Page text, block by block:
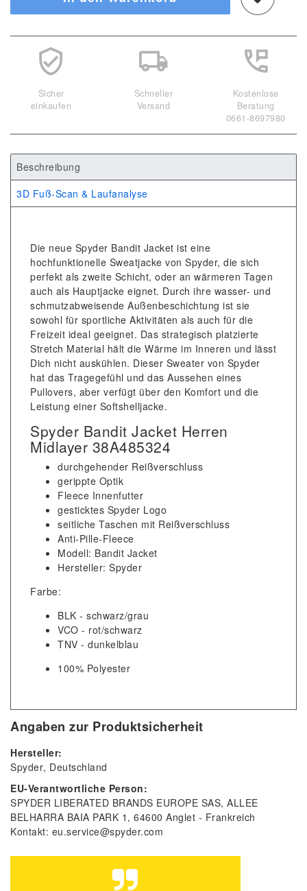
Sicher
einkaufen
Schneller
Versand
Kostenlose
Beratung
0661-8697980
Beschreibung
3D Fuß-Scan & Laufanalyse
Die neue Spyder Bandit Jacket ist eine
hochfunktionelle Sweatjacke von Spyder, die sich
perfekt als zweite Schicht, oder an wärmeren Tagen
auch als Hauptjacke eignet. Durch ihre wasser- und
schmutzabweisende Außenbeschichtung ist sie
sowohl für sportliche Aktivitäten als auch für die
Freizeit ideal geeignet. Das strategisch platzierte
Stretch Material hält die Wärme im Inneren und lässt
Dich nicht auskühlen. Dieser Sweater von Spyder
hat das Tragegefühl und das Aussehen eines
Pullovers, aber verfügt über den Komfort und die
Leistung einer Softshelljacke.
Spyder Bandit Jacket Herren
Midlayer 38A485324
durchgehender Reißverschluss
gerippte Optik
Fleece Innenfutter
gesticktes Spyder Logo
seitliche Taschen mit Reißverschluss
Anti-Pille-Fleece
Modell: Bandit Jacket
Hersteller: Spyder
Farbe:
BLK - schwarz/grau
VCO - rot/schwarz
TNV - dunkelblau
100% Polyester
Angaben zur Produktsicherheit
Hersteller:
Spyder Deutschland
EU-Verantwortliche Person:
SPYDER LIBERATED BRANDS EUROPE SAS ALLEE
BELHARRA BAIA PARK 1 64600 Anglet
Frankreich
Kontakt: eu.service@spyder.com